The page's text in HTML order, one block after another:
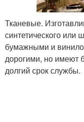
Тканевые.
синтетического или
бумажными и
дорогими, но имеют
долгий срок службы.